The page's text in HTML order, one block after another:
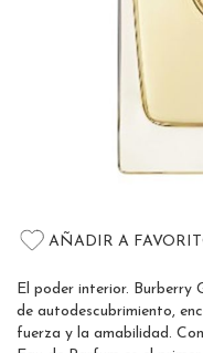
to
the
beginning
of
the
images
AÑADIR A
El poder interior. Burberry
de autodescubrimiento,
fuerza y la amabilidad.